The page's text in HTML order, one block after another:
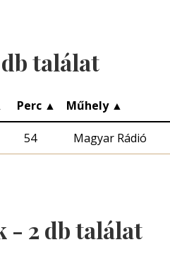
db találat
Perc ▲ Műhely ▲
54 Magyar Rádió
- 2 db találat